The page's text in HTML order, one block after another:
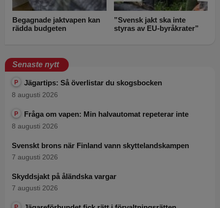
Begagnade jaktvapen kan
rädda budgeten
”Svensk jakt ska inte
styras av EU-byråkrater”
Senaste nytt
P Jägartips: Så överlistar du skogsbocken
8 augusti 2026
P Fråga om vapen: Min halvautomat repeterar inte
8 augusti 2026
Svenskt brons när Finland vann skyttelandskampen
7 augusti 2026
Skyddsjakt på åländska vargar
7 augusti 2026